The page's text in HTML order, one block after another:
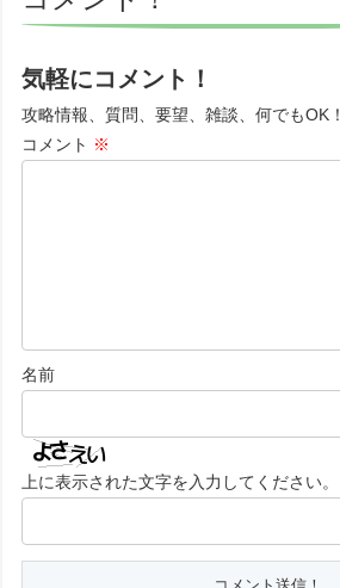
気軽にコメント！
攻略情報、質問、要望、雑談、何でもOK！
コメント ※
名前
上に表示された文字を入力してください。